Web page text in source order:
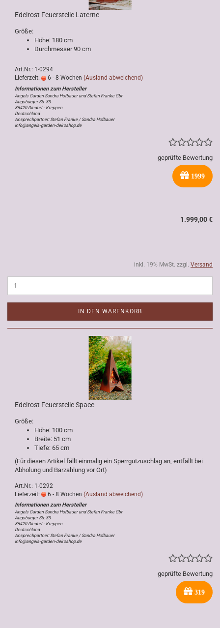
Edelrost Feuerstelle Laterne
Größe:
Höhe: 180 cm
Durchmesser 90 cm
Art.Nr.: 1-0294
Lieferzeit:
6 - 8 Wochen (Ausland abweichend)
Angels Garden Sandra Hofbauer und Stefan Franke Gbr
Augsburger Str. 33
86420 Diedorf - Kreppen
Deutschland
Ansprechpartner: Stefan Franke / Sandra Hofbauer
info@angels-garden-dekoshop.de
geprüfte Bewertung
1999
1.999,00 €
inkl. 19% MwSt. zzgl. Versand
IN DEN WARENKORB
Edelrost Feuerstelle Space
Größe:
Höhe: 100 cm
Breite: 51 cm
Tiefe: 65 cm
(Für diesen Artikel fällt einmalig ein Sperrgutzuschlag an, entfällt bei
Abholung und Barzahlung vor Ort)
Art.Nr.: 1-0292
Lieferzeit:
6 - 8 Wochen (Ausland abweichend)
Angels Garden Sandra Hofbauer und Stefan Franke Gbr
Augsburger Str. 33
86420 Diedorf - Kreppen
Deutschland
Ansprechpartner: Stefan Franke / Sandra Hofbauer
info@angels-garden-dekoshop.de
geprüfte Bewertung
319